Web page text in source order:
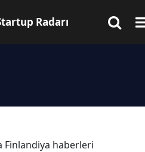
Radarı
Finlandiya haberleri